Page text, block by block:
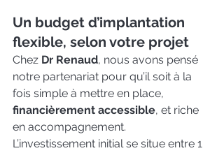
Un budget d’implantation
flexible, selon votre projet
Chez Dr Renaud, nous avons pensé
notre partenariat pour qu’il soit à la
fois simple à mettre en place,
financièrement accessible, et riche
en accompagnement.
L’investissement initial se situe entre 1